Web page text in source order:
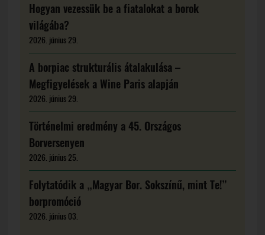
Hogyan vezessük be a fiatalokat a borok
világába?
2026. június 29.
A borpiac strukturális átalakulása –
Megfigyelések a Wine Paris alapján
2026. június 29.
Történelmi eredmény a 45. Országos
Borversenyen
2026. június 25.
Folytatódik a „Magyar Bor. Sokszínű, mint Te!”
borpromóció
2026. június 03.